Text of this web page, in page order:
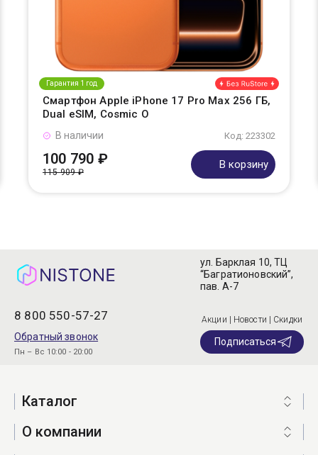
Гарантия 1 год
Смартфон Apple iPhone 17 Pro Max 256 ГБ,
Dual eSIM, Cosmic O
Код: 223302
В наличии
100 790 ₽
115 909 ₽
В корзину
8 800 550-57-27
Обратный звонок
Пн – Вс 10:00 - 20:00
ул. Барклая 10, ТЦ
“Багратионовский”,
пав. А-7
Акции | Новости | Скидки
Подписаться
Каталог
О компании